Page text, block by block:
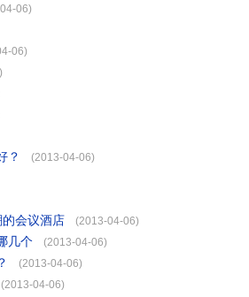
06)
06)
？ (2013-04-06)
会议酒店 (2013-04-06)
几个 (2013-04-06)
(2013-04-06)
(2013-04-06)